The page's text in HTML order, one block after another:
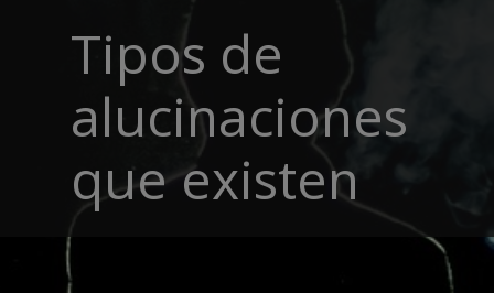
Tipos de
alucinaciones
que existen